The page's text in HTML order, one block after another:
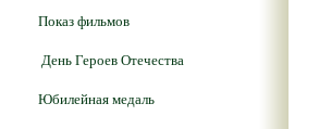
Показ фильмов
День Героев Отечества
Юбилейная медаль